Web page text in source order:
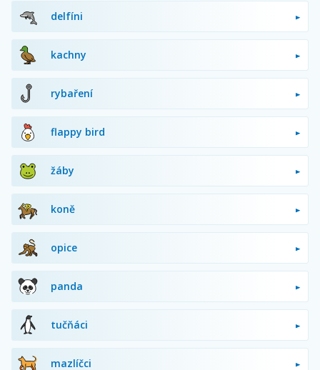
delfíni
kachny
rybaření
flappy bird
žáby
koně
opice
panda
tučňáci
mazlíčci